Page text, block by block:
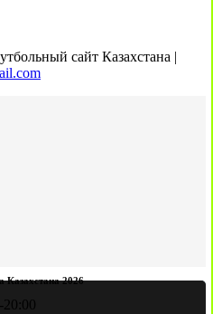
сайт Казахстана |
Казахстана 2026
- 20:00